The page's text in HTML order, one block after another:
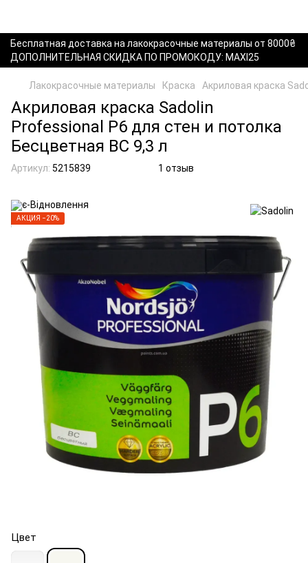
Бесплатная доставка на лакокрасочные материалы от 8000₴
ДОПОЛНИТЕЛЬНАЯ СКИДКА ПО ПРОМОКОДУ: MAXI25
Лакокрасочные материалы Краска Акриловая краска
Акриловая краска Sadolin
Professional P6 для стен и потолка
Бесцветная BC 9,3 л
Артикул: 5215839 1 отзыв
АКЦИЯ −20%
Цвет